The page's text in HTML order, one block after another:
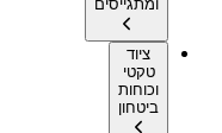
ומתגייסים
ציוד
טקטי
וכוחות
ביטחון